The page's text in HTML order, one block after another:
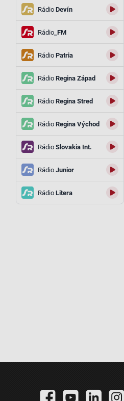
RádioDevín
Rádio_FM
RádioPatria
RádioRegina Západ
RádioRegina Stred
RádioRegina Východ
RádioSlovakia Int.
RádioJunior
RádioLitera